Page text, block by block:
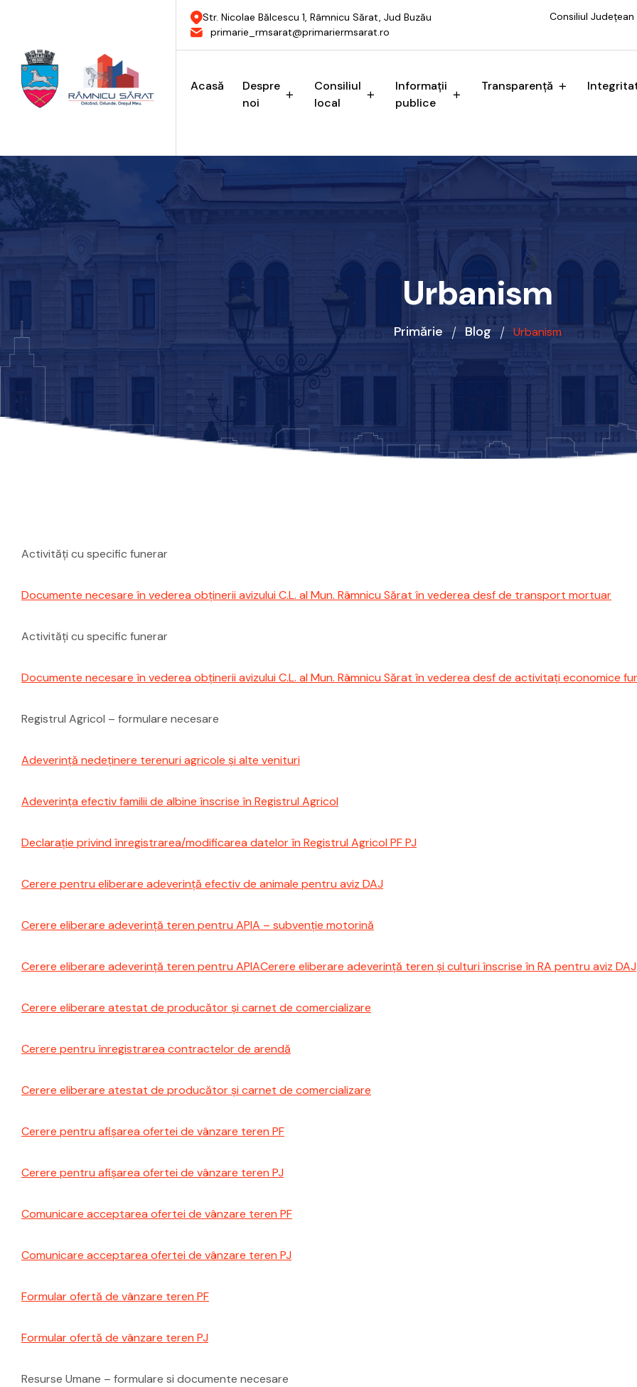
Str. Nicolae Bălcescu 1, Râmnicu Sărat, Jud Buzău
primarie_rmsarat@primariermsarat.ro
Consiliul Județean
Acasă
Despre
noi
Consiliul
local
Informații
publice
Transparență
Urbanism
Primărie Blog Urbanism
Activități cu specific funerar
Documente necesare în vederea obţinerii avizului C.L. al Mun. Râmnicu Sărat în vederea desf de transport mortuar
Activități cu specific funerar
Documente necesare în vederea obţinerii avizului C.L. al Mun. Râmnicu Sărat în vederea desf de activitați economice
Registrul Agricol – formulare necesare
Adeverință nedeținere terenuri agricole și alte venituri
Adeverința efectiv familii de albine înscrise în Registrul Agricol
Declarație privind înregistrarea/modificarea datelor în Registrul Agricol PF PJ
Cerere pentru eliberare adeverință efectiv de animale pentru aviz DAJ
Cerere eliberare adeverință teren pentru APIA – subvenție motorină
Cerere eliberare adeverință teren pentru APIACerere eliberare adeverință teren și culturi înscrise în RA pentru aviz DAJ
Cerere eliberare atestat de producător și carnet de comercializare
Cerere pentru înregistrarea contractelor de arendă
Cerere eliberare atestat de producător și carnet de comercializare
Cerere pentru afișarea ofertei de vânzare teren PF
Cerere pentru afișarea ofertei de vânzare teren PJ
Comunicare acceptarea ofertei de vânzare teren PF
Comunicare acceptarea ofertei de vânzare teren PJ
Formular ofertă de vânzare teren PF
Formular ofertă de vânzare teren PJ
Resurse Umane – formulare si documente necesare